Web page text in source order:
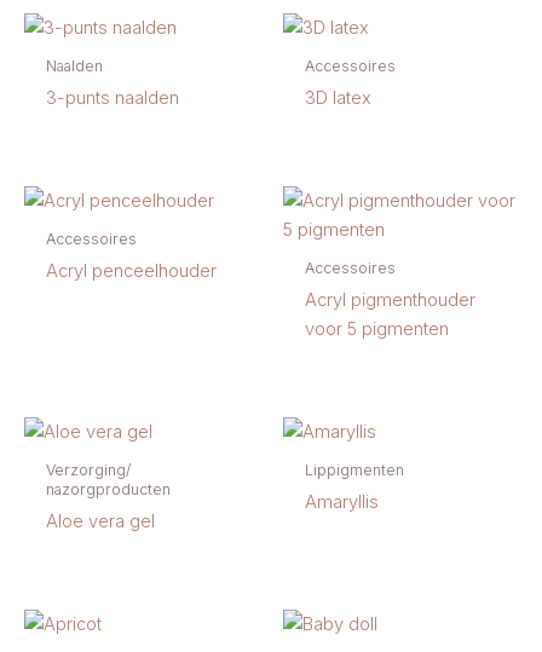
Naalden
3-punts naalden
Accessoires
3D latex
Accessoires
Acryl penceelhouder Accessoires
Acryl pigmenthouder
voor 5 pigmenten
Verzorging/
nazorgproducten
Aloe vera gel
Lippigmenten
Amaryllis